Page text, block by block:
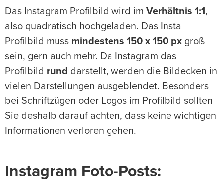
Das Instagram Profilbild wird im Verhältnis 1:1 ,
also quadratisch hochgeladen. Das Insta
Profilbild muss mindestens 150 x 150 px groß
sein, gern auch mehr. Da Instagram das
Profilbild rund darstellt, werden die Bildecken in
vielen Darstellungen ausgeblendet. Besonders
bei Schriftzügen oder Logos im Profilbild sollten
Sie deshalb darauf achten, dass keine wichtigen
Informationen verloren gehen.
Instagram Foto-Posts: